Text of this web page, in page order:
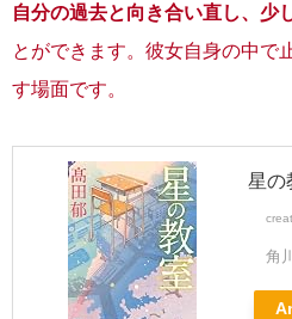
自分の過去と向き合い直し、少
とができます。彼女自身の中で
す場面です。
星の
角